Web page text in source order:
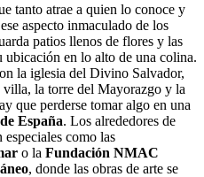
tanto atrae a quien lo conoce y
aspecto inmaculado de los
patios llenos de flores y las
ubicación en lo alto de una colina.
la iglesia del Divino Salvador,
la torre del Mayorazgo y la
que perderse tomar algo en una
España. Los alrededores de
especiales como las
o la Fundación NMAC
, donde las obras de arte se